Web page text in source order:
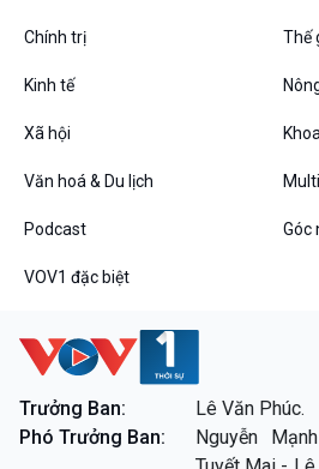
Thanh âm ký sự
Các chương trình đặc biệt
Chính trị Thế
Kinh tế
Xã hội
Văn hoá & Du lịch
Podcast Góc
VOV1 đặc biệt
Trưởng Ban:
Lê Văn Phúc.
Phó Trưởng Ban:
Nguyễn